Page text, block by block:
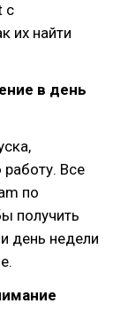
с
их найти
в день
Все
по
получить
день недели